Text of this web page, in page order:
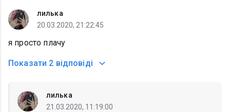
лилька
20.03.2020, 21:22:45
я просто плачу
Показати 2 відповіді
лилька
21.03.2020, 11:19:00